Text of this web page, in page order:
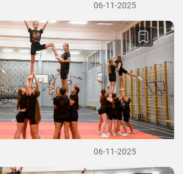
06-11-2025
06-11-2025